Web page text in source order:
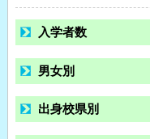
入学者数
男女別
出身校県別